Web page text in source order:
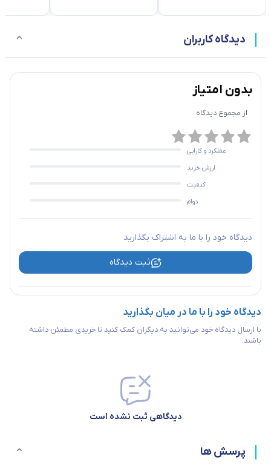
دیدگاه کاربران
بدون امتیاز
از مجموع دیدگاه
عملکرد و کارایی
ارزش خرید
کیفیت
دوام
دیدگاه خود را با ما به اشتراک بگذارید
ثبت دیدگاه
دیدگاه خود را با ما در میان بگذارید
با ارسال دیدگاه خود می‌توانید به دیگران کمک کنید تا خریدی مطمئن داشته
باشند.
دیدگاهی ثبت نشده است
پرسش ها